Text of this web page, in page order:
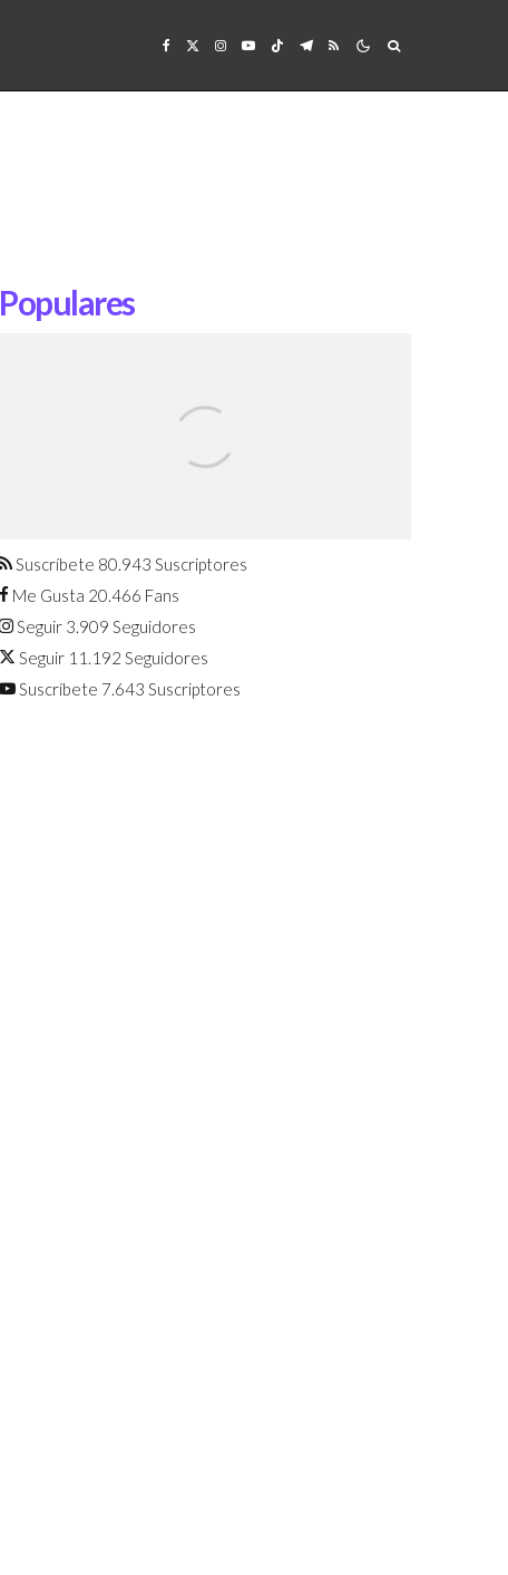
Populares
agosto
Suscríbete 80.943 Suscriptores
Me Gusta 20.466 Fans
Seguir 3.909 Seguidores
Seguir 11.192 Seguidores
Suscríbete 7.643 Suscriptores